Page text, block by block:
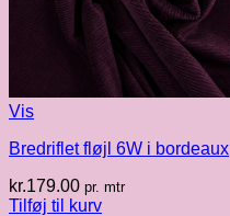
Vis
Bredriflet fløjl 6W i bordeaux
kr.179.00 pr. mtr
Tilføj til kurv